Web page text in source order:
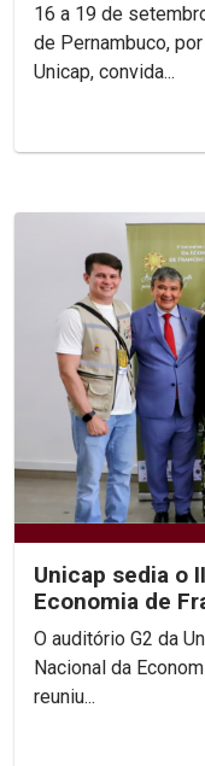
16 a 19 de setembro de 2025 A
de Pernambuco,
Unicap, convida...
Unicap sedia o
Economia de
participação do
O auditório G2 da
Nacional da
reuniu...